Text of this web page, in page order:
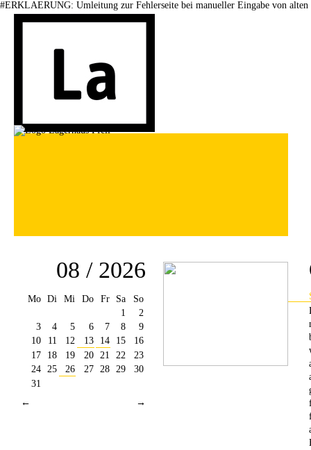
08 / 2026
Mo Di Mi Do Fr Sa
So
1
2
3
4 5 6 7 8
9
10
11 12 13 14 15
16
17
18 19 20 21 22
23
24 25 26 27 28 29
30
31
←
→
#ERKLAERUNG: Umleitung zur Fehlerseite bei manueller Eingabe von alten